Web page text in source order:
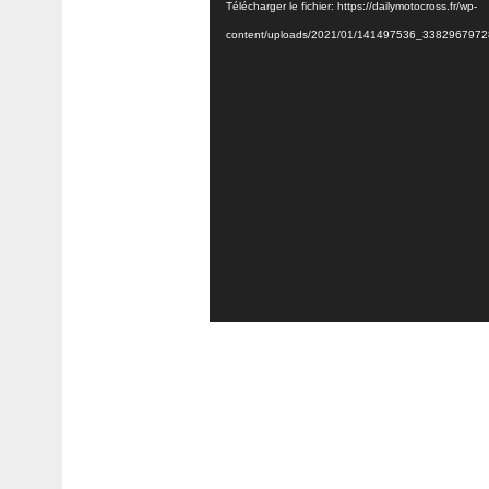
Télécharger le fichier: https://dailymotocross.fr/wp-
content/uploads/2021/01/